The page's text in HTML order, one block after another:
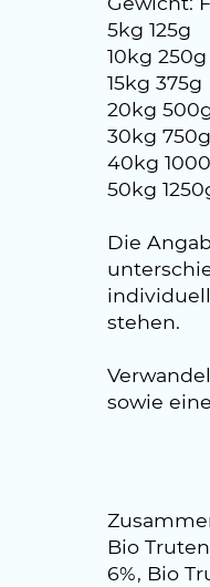
5kg 125g
10kg 250g
15kg 375g
20kg
30kg 750g
40kg
50kg
Die
stehen.
sowie
Bio
6%, Bio